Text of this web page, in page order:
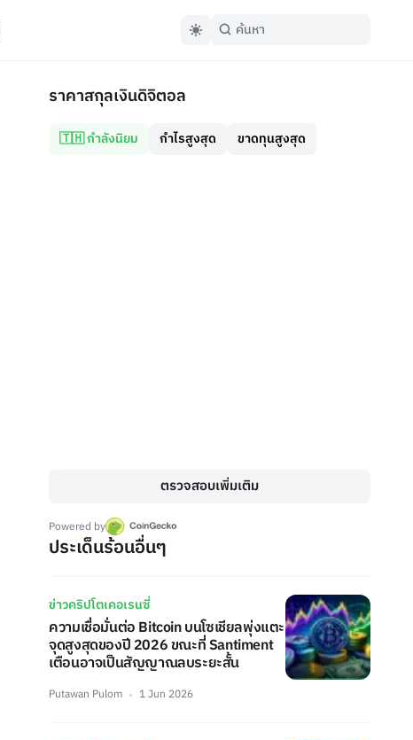
ราคาสกุลเงินดิจิตอล
🇹🇭 กำลังนิยม กำไรสูงสุด ขาดทุนสูงสุด
ตรวจสอบเพิ่มเติม
Powered by
ประเด็นร้อนอื่นๆ
ข่าวคริปโตเคอเรนซี่
ความเชื่อมั่นต่อ Bitcoin บนโซเชียลพุ่งแตะ
จุดสูงสุดของปี 2026 ขณะที่ Santiment
เตือนอาจเป็นสัญญาณลบระยะสั้น
Putawan Pulom 1 Jun 2026